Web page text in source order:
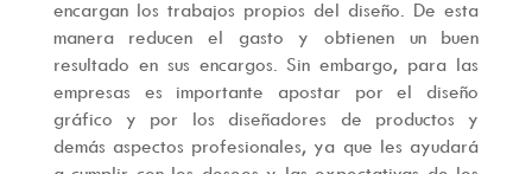
encargan los trabajos propios del diseño. De esta
manera reducen el gasto y obtienen un buen
resultado en sus encargos. Sin embargo, para las
empresas es importante apostar por el diseño
gráfico y por los diseñadores de productos y
demás aspectos profesionales, ya que les ayudará